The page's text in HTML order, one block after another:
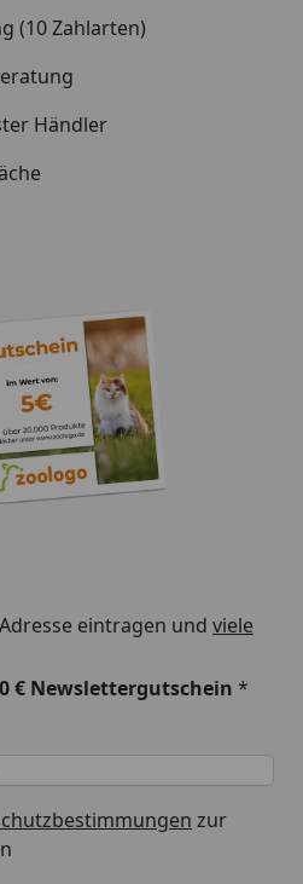
(10 Zahlarten)
Händler
eintragen und viele
€ Newslettergutschein *
zur